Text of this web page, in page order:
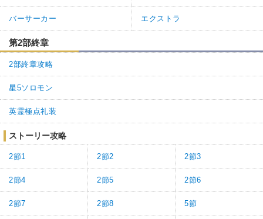
バーサーカー エクストラ
第2部終章
2部終章攻略
星5ソロモン
英霊極点礼装
ストーリー攻略
2節1 2節2 2節3
2節4 2節5 2節6
2節7 2節8 5節